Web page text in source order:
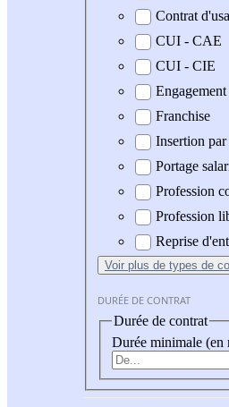
Contrat
CUI - CAE
CUI - CIE
Franchise
Insertion
Portage
Profession
Profession
Reprise
Voir plus de types de
DURÉE DE CONTRAT
Durée de contrat
Durée minimale (en